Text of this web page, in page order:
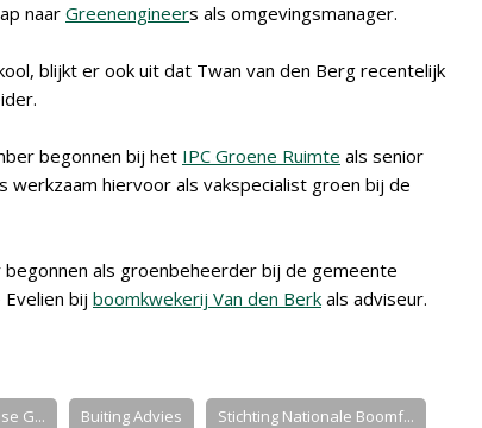
naarGreenengineers als omgevingsmanager.
blijkt er ook uit dat Twan van den Berg recentelijk
begonnen bij het IPC Groene Ruimte als senior
hiervoor als vakspecialist groen bij de
begonnen als groenbeheerder bij de gemeente
bij boomkwekerij Van den Berk als adviseur.
G... Buiting Advies Stichting Nationale Boomf...